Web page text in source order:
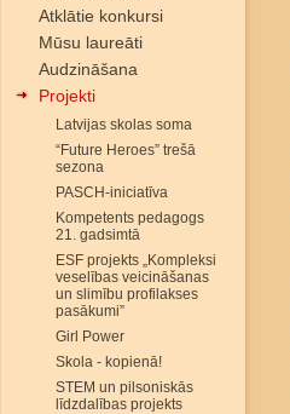
Atklātie konkursi
Mūsu laureāti
Audzināšana
Projekti
Latvijas skolas soma
“Future Heroes” trešā
sezona
PASCH-iniciatīva
Kompetents pedagogs
21. gadsimtā
ESF projekts „Kompleksi
veselības veicināšanas
un slimību profilakses
pasākumi”
Girl Power
Skola - kopienā!
STEM un pilsoniskās
līdzdalības projekts